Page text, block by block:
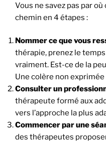
Vous ne savez pas par
chemin en 4 étapes :
Nommer ce que vous
thérapie, prenez le
vraiment. Est-ce de la
Une colère non exprimée
Consulter un
thérapeute formé aux
vers l’approche la plus
Commencer par une
des thérapeutes